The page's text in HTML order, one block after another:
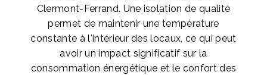
Clermont-Ferrand. Une isolation de qualité
permet de maintenir une température
constante à l'intérieur des locaux, ce qui peut
avoir un impact significatif sur la
consommation énergétique et le confort des